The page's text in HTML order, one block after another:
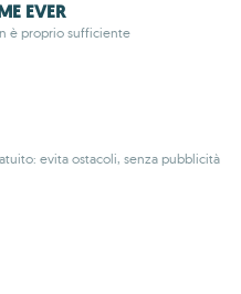
EVER
è proprio sufficiente
evita ostacoli, senza pubblicità